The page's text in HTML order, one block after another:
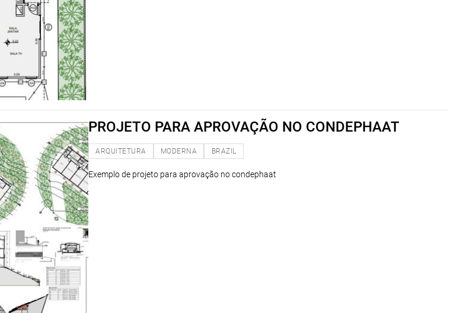
PROJETO PARA APROVAÇÃO NO CONDEPHAAT
ARQUITETURA MODERNA BRAZIL
Exemplo de projeto para aprovação no condephaat